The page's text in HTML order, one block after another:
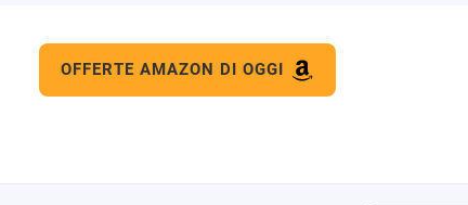
OFFERTE AMAZON DI OGGI